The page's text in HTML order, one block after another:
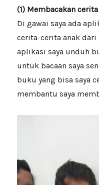
(1) Membacakan cerita
Di gawai saya ada
cerita-cerita anak dari
aplikasi saya unduh
untuk bacaan saya
buku yang bisa saya
membantu saya